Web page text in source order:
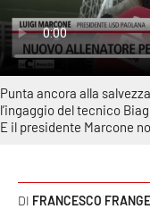
Sanità
Sport
Cultura
Punta ancora alla
l’ingaggio del tecnico
E il presidente Marcone
FRANCESCO